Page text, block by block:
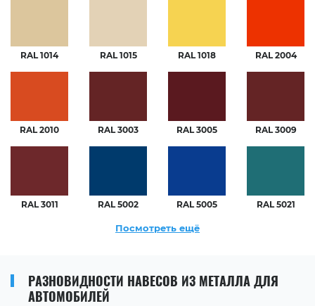
RAL 1014 RAL 1015 RAL 1018 RAL 2004
RAL 2010 RAL 3003 RAL 3005 RAL 3009
RAL 3011 RAL 5002 RAL 5005 RAL 5021
Посмотреть ещё
РАЗНОВИДНОСТИ НАВЕСОВ ИЗ МЕТАЛЛА ДЛЯ
АВТОМОБИЛЕЙ